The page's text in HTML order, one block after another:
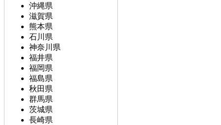
沖縄県
滋賀県
熊本県
石川県
神奈川県
福井県
福岡県
福島県
秋田県
群馬県
茨城県
長崎県